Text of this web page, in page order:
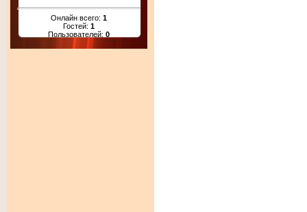
Онлайн всего: 1
Гостей: 1
Пользователей: 0